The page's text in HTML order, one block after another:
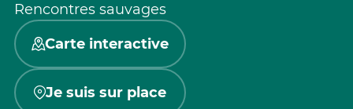
Rencontres sauvages
Carte interactive
Je suis sur place